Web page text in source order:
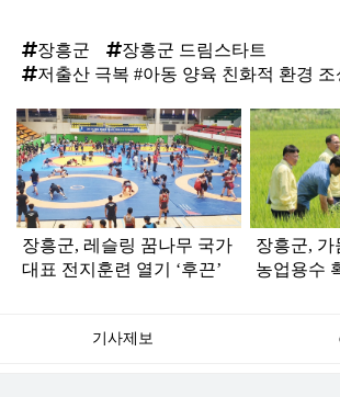
장흥군
장흥군 드림스타트
저출산 극복 #아동 양육 친화적 환경 조
탑
라
인
장흥군, 레슬링 꿈나무 국가
대표 전지훈련 열기 ‘후끈’
장흥군, 가
농업용수
기사제보